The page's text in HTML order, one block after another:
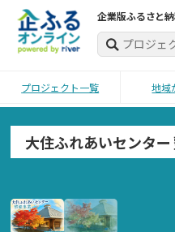
企業版ふるさと
プロジェクト一覧 地域
大住ふれあいセンター